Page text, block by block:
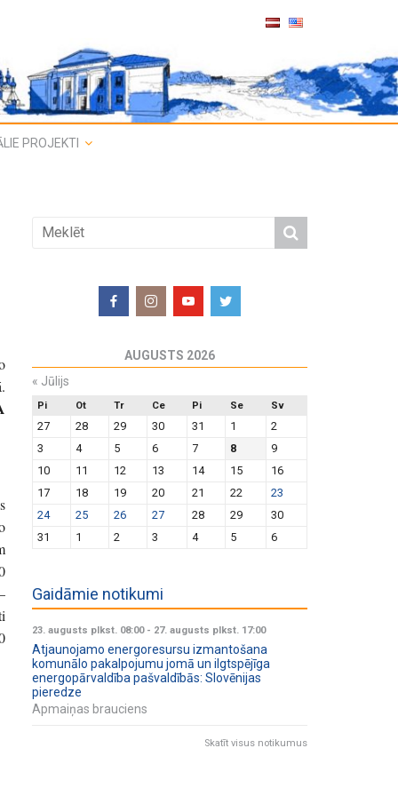
PROJEKTI
AUGUSTS 2026
« Jūlijs
Pi Ot Tr Ce Pi Se Sv
27 28 29 30 31 1
2
3
4 5 6 7 8
9
10
11 12 13 14 15
16
17
18 19 20 21 22
23
24
25 26 27 28 29
30
31
1 2 3 4 5 6
Gaidāmie notikumi
23. augusts plkst. 08:00- 27. augusts plkst. 17:00
Atjaunojamo energoresursu izmantošana
komunālo pakalpojumu jomā un ilgtspējīga
energopārvaldība pašvaldībās: Slovēnijas
pieredze
Apmaiņas brauciens
Skatīt visus notikumus